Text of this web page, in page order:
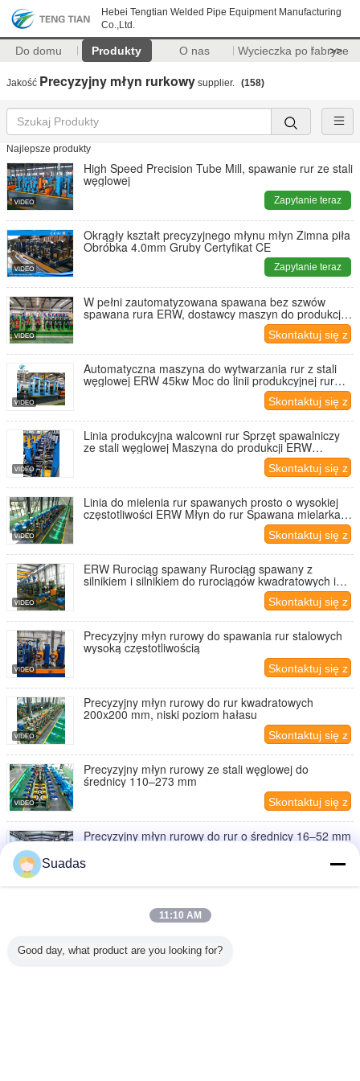
Hebei Tengtian Welded Pipe Equipment Manufacturing
Co.,Ltd.
Do domu Produkty O nas Wycieczka po fabryce
>>
Jakość Precyzyjny młyn rurkowy supplier. (158)
Najlepsze produkty
High Speed ​​Precision Tube Mill, spawanie rur ze stali
węglowej
Zapytanie teraz
Okrągły kształt precyzyjnego młynu młyn Zimna piła
Obróbka 4.0mm Gruby Certyfikat CE
Zapytanie teraz
W pełni zautomatyzowana spawana bez szwów
spawana rura ERW, dostawcy maszyn do produkcji
Skontaktuj się z
nami
Automatyczna maszyna do wytwarzania rur z stali
węglowej ERW 45kw Moc do linii produkcyjnej rur
Skontaktuj się z
nami
Linia produkcyjna walcowni rur Sprzęt spawalniczy
ze stali węglowej Maszyna do produkcji ERW
wysokiej częstotliwości Φ114-Φ273 Linia rur
Skontaktuj się z
nami
Linia do mielenia rur spawanych prosto o wysokiej
częstotliwości ERW Młyn do rur Spawana mielarka
Skontaktuj się z
nami
ERW Rurociąg spawany Rurociąg spawany z
silnikiem i silnikiem do rurociągów kwadratowych i
Skontaktuj się z
nami
Precyzyjny młyn rurowy do spawania rur stalowych
wysoką częstotliwością
Skontaktuj się z
nami
Precyzyjny młyn rurowy do rur kwadratowych
200x200 mm, niski poziom hałasu
Skontaktuj się z
nami
Precyzyjny młyn rurowy ze stali węglowej do
średnicy 110–273 mm
Skontaktuj się z
nami
Precyzyjny młyn rurowy do rur o średnicy 16–52 mm
Skontaktuj się z
nami
przemysłowych
Suadas
11:10 AM
Good day, what product are you looking for?